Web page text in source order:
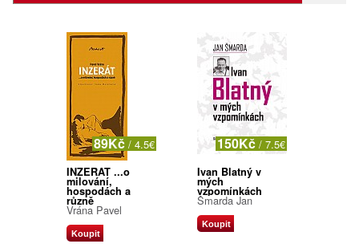
89Kč / 4.5€
INZERÁT ...o
milování,
hospodách a
různě
Vrána Pavel
Koupit
150Kč / 7.5€
Ivan Blatný v
mých
vzpomínkách
Šmarda Jan
Koupit